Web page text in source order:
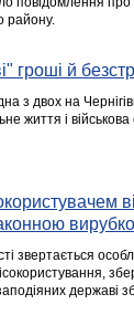
району.
гроші й
з двох на
життя і
звертається
державі